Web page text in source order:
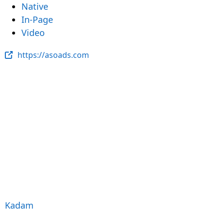
Native
In-Page
Video
https://asoads.com
Kadam